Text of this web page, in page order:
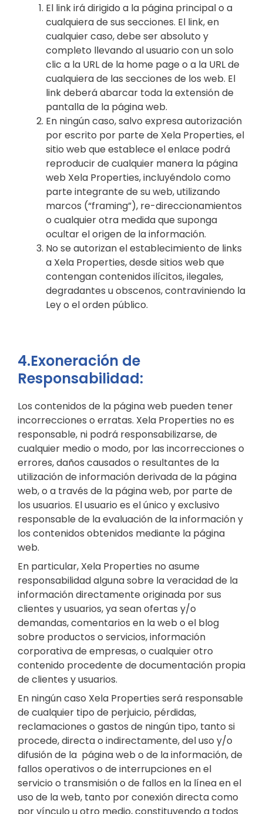
El link irá dirigido a la página principal o a
cualquiera de sus secciones. El link, en
cualquier caso, debe ser absoluto y
completo llevando al usuario con un solo
clic a la URL de la home page o a la URL de
cualquiera de las secciones de los web. El
link deberá abarcar toda la extensión de
pantalla de la página web.
En ningún caso, salvo expresa autorización
por escrito por parte de Xela Properties, el
sitio web que establece el enlace podrá
reproducir de cualquier manera la página
web Xela Properties, incluyéndolo como
parte integrante de su web, utilizando
marcos (“framing”), re-direccionamientos
o cualquier otra medida que suponga
ocultar el origen de la información.
No se autorizan el establecimiento de links
a Xela Properties, desde sitios web que
contengan contenidos ilícitos, ilegales,
degradantes u obscenos, contraviniendo la
Ley o el orden público.
4.Exoneración de
Responsabilidad:
Los contenidos de la página web pueden tener
incorrecciones o erratas. Xela Properties no es
responsable, ni podrá responsabilizarse, de
cualquier medio o modo, por las incorrecciones o
errores, daños causados o resultantes de la
utilización de información derivada de la página
web, o a través de la página web, por parte de
los usuarios. El usuario es el único y exclusivo
responsable de la evaluación de la información y
los contenidos obtenidos mediante la página
web.
En particular, Xela Properties no asume
responsabilidad alguna sobre la veracidad de la
información directamente originada por sus
clientes y usuarios, ya sean ofertas y/o
demandas, comentarios en la web o el blog
sobre productos o servicios, información
corporativa de empresas, o cualquier otro
contenido procedente de documentación propia
de clientes y usuarios.
En ningún caso Xela Properties será responsable
de cualquier tipo de perjuicio, pérdidas,
reclamaciones o gastos de ningún tipo, tanto si
procede, directa o indirectamente, del uso y/o
difusión de la página web o de la información, de
fallos operativos o de interrupciones en el
servicio o transmisión o de fallos en la línea en el
uso de la web, tanto por conexión directa como
por vínculo u otro medio, constituyendo a todos